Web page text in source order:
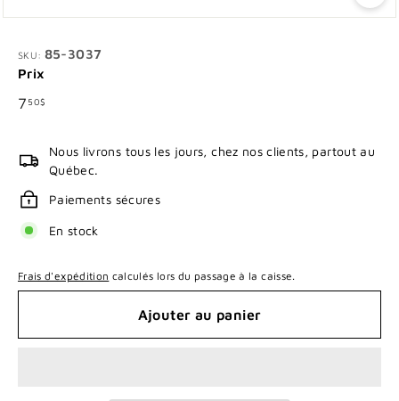
SKU: 85-3037
Prix
Prix
7 50$
Nous livrons tous les jours, chez nos clients, partout au
Québec.
Paiements sécures
En stock
Frais d'expédition calculés lors du passage à la caisse.
Ajouter au panier